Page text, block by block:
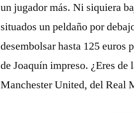
un jugador más. Ni siquiera
situados un peldaño por
desembolsar hasta 125 euros
de Joaquín impreso. ¿Eres
Manchester United, del Real